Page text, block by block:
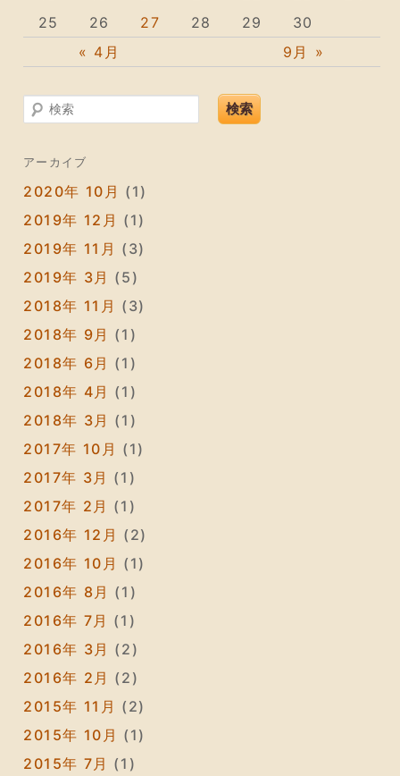
« 4月 9月 »
25
26 27 28 29 30
検索
アーカイブ
2020年 10月 (1)
2019年 12月 (1)
2019年 11月 (3)
2019年 3月 (5)
2018年 11月 (3)
2018年 9月 (1)
2018年 6月 (1)
2018年 4月 (1)
2018年 3月 (1)
2017年 10月 (1)
2017年 3月 (1)
2017年 2月 (1)
2016年 12月 (2)
2016年 10月 (1)
2016年 8月 (1)
2016年 7月 (1)
2016年 3月 (2)
2016年 2月 (2)
2015年 11月 (2)
2015年 10月 (1)
2015年 7月 (1)